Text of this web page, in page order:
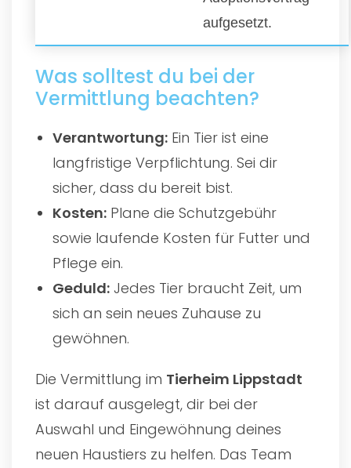
aufgesetzt.
Was solltest du bei der
Vermittlung beachten?
Verantwortung: Ein Tier ist eine
langfristige Verpflichtung. Sei dir
sicher, dass du bereit bist.
Kosten: Plane die Schutzgebühr
sowie laufende Kosten für Futter und
Pflege ein.
Geduld: Jedes Tier braucht Zeit, um
sich an sein neues Zuhause zu
gewöhnen.
Die Vermittlung im Tierheim Lippstadt
ist darauf ausgelegt, dir bei der
Auswahl und Eingewöhnung deines
neuen Haustiers zu helfen. Das Team